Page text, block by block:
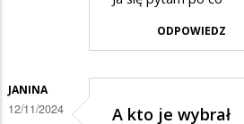
ODPOWIEDZ
JANINA
12/11/2024 A kto je wybrał